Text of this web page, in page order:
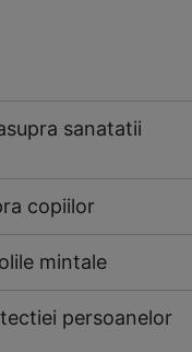
sanatatii
copiilor
mintale
persoanelor